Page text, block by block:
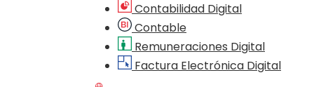
Contabilidad Digital
Contable
Remuneraciones Digital
Factura Electrónica Digital